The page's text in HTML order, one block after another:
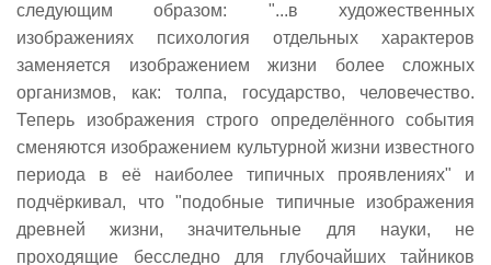
следующим образом: "...в художественных
изображениях психология отдельных характеров
заменяется изображением жизни более сложных
организмов, как: толпа, государство, человечество.
Теперь изображения строго определённого события
сменяются изображением культурной жизни известного
периода в её наиболее типичных проявлениях" и
подчёркивал, что "подобные типичные изображения
древней жизни, значительные для науки, не
проходящие бесследно для глубочайших тайников